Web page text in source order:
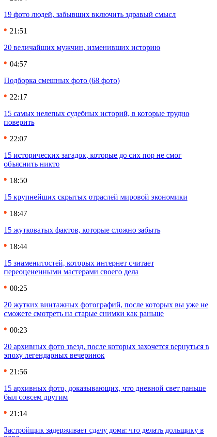
19 фото людей, забывших включить здравый смысл
21:51
20 величайших мужчин, изменивших историю
04:57
Подборка смешных фото (68 фото)
22:17
15 самых нелепых судебных историй, в которые трудно
поверить
22:07
15 исторических загадок, которые до сих пор не смог
объяснить никто
18:50
15 крупнейших скрытых отраслей мировой экономики
18:47
15 жутковатых фактов, которые сложно забыть
18:44
15 знаменитостей, которых интернет считает
переоцененными мастерами своего дела
00:25
20 жутких винтажных фотографий, после которых вы уже не
сможете смотреть на старые снимки как раньше
00:23
20 архивных фото звезд, после которых захочется вернуться в
эпоху легендарных вечеринок
21:56
15 архивных фото, доказывающих, что дневной свет раньше
был совсем другим
21:14
Застройщик задерживает сдачу дома: что делать дольщику в